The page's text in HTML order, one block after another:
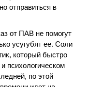
отправиться в
от ПАВ не помогут
усугубят ее. Соли
который быстро
психологическом
по этой